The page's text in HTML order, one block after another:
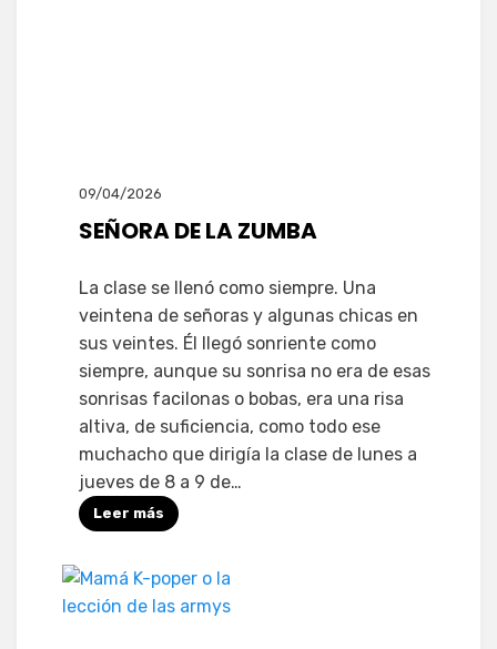
09/04/2026
SEÑORA DE LA ZUMBA
La clase se llenó como siempre. Una
veintena de señoras y algunas chicas en
sus veintes. Él llegó sonriente como
siempre, aunque su sonrisa no era de esas
sonrisas facilonas o bobas, era una risa
altiva, de suficiencia, como todo ese
muchacho que dirigía la clase de lunes a
jueves de 8 a 9 de…
Leer más